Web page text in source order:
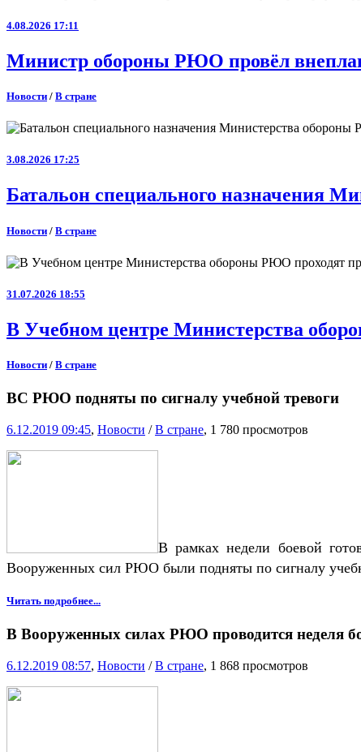
4.08.2026 17:11
Министр обороны РЮО провёл
Новости / В стране
3.08.2026 17:25
Батальон специального назначения
Новости / В стране
31.07.2026 18:55
В Учебном центре Министерства
Новости / В стране
ВС РЮО подняты по сигналу учебной тревоги
6.12.2019 09:45, Новости /В стране, 1 780 просмотров
В рамках недели боевой
Вооруженных сил РЮО были подняты по сигналу
Читать подробнее...
В Вооруженных силах РЮО проводится неделя
6.12.2019 08:57, Новости /В стране, 1 868 просмотров